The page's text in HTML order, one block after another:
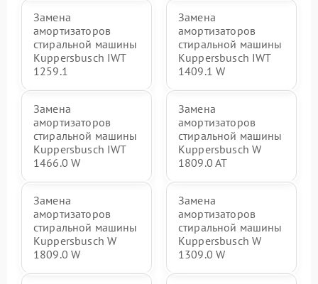
Замена
амортизаторов
стиральной машины
Kuppersbusch IWT
1259.1
Замена
амортизаторов
стиральной машины
Kuppersbusch IWT
1409.1 W
Замена
амортизаторов
стиральной машины
Kuppersbusch IWT
1466.0 W
Замена
амортизаторов
стиральной машины
Kuppersbusch W
1809.0 AT
Замена
амортизаторов
стиральной машины
Kuppersbusch W
1809.0 W
Замена
амортизаторов
стиральной машины
Kuppersbusch W
1309.0 W